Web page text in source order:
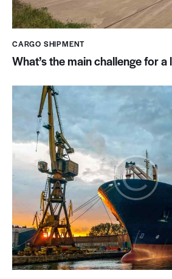
CARGO SHIPMENT
What’s the main challenge for